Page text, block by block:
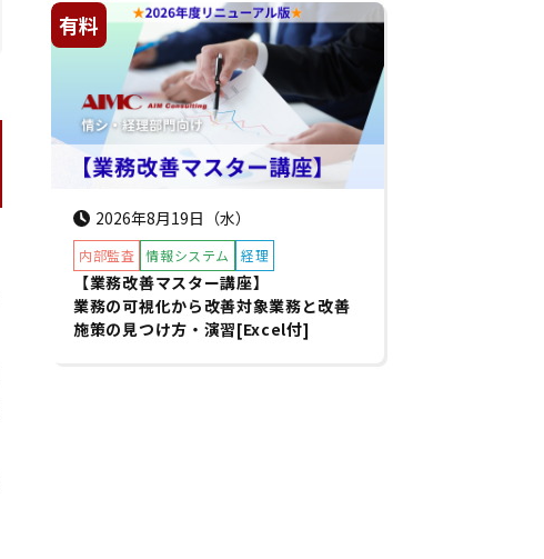
有料
2026年8月19日（水）
内部監査 情報システム 経理
【業務改善マスター講座】
業務の可視化から改善対象業務と改善
施策の見つけ方・演習[Excel付]